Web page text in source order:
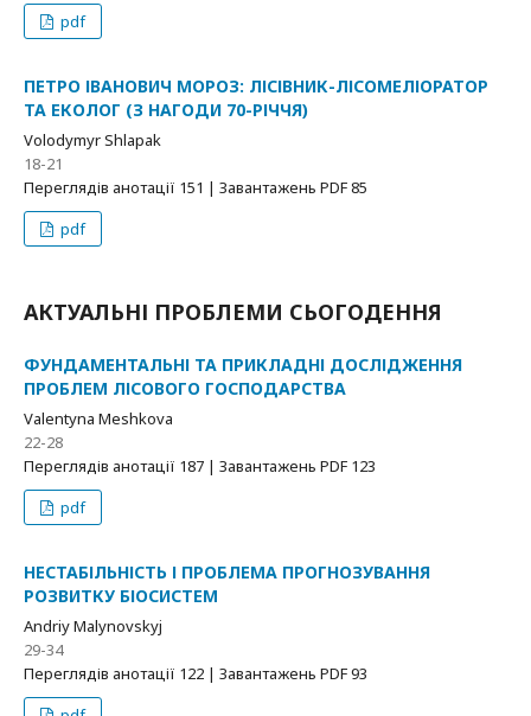
pdf
ПЕТРО ІВАНОВИЧ МОРОЗ: ЛІСІВНИК-ЛІСОМЕЛІОРАТОР
ТА ЕКОЛОГ (З НАГОДИ 70-РІЧЧЯ)
Volodymyr Shlapak
18-21
Переглядів анотації 151 | Завантажень PDF 85
pdf
АКТУАЛЬНІ ПРОБЛЕМИ СЬОГОДЕННЯ
ФУНДАМЕНТАЛЬНІ ТА ПРИКЛАДНІ ДОСЛІДЖЕННЯ
ПРОБЛЕМ ЛІСОВОГО ГОСПОДАРСТВА
Valentyna Meshkova
22-28
Переглядів анотації 187 | Завантажень PDF 123
pdf
НЕСТАБІЛЬНІСТЬ І ПРОБЛЕМА ПРОГНОЗУВАННЯ
РОЗВИТКУ БІОСИСТЕМ
Andriy Malynovskyj
29-34
Переглядів анотації 122 | Завантажень PDF 93